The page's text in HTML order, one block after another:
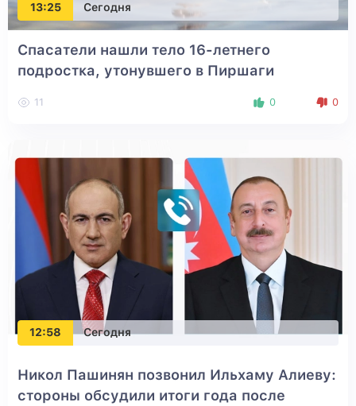
13:25 Сегодня
Спасатели нашли тело 16-летнего
подростка, утонувшего в Пиршаги
11 0 0
12:58 Сегодня
Никол Пашинян позвонил Ильхаму Алиеву:
стороны обсудили итоги года после